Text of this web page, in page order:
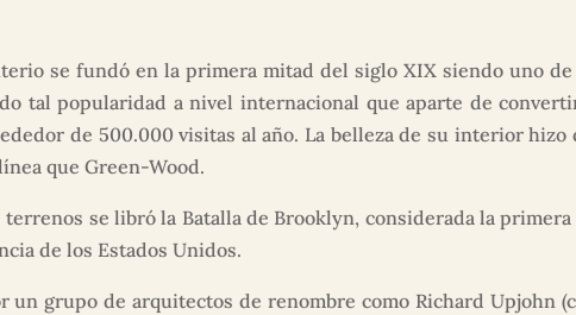
se fundó en la primera mitad del siglo XIX siendo uno
tal popularidad a nivel internacional que aparte de
de 500.000 visitas al año. La belleza de su interior hizo
que Green-Wood.
se libró la Batalla de Brooklyn, considerada la primera
de los Estados Unidos.
grupo de arquitectos de renombre como Richard Upjohn